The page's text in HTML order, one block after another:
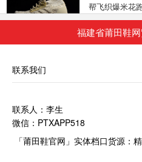
帮飞织爆米花
adidas
织爆米花跑鞋“
福建省莆田鞋
联系我们
联系人：李生
微信：PTXAPP518
「莆田鞋官网」实体档口货源：